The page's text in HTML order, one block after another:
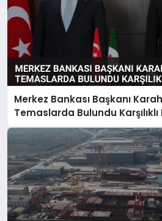
Merkez Bankası Başkanı
Temaslarda Bulundu
Anlaşması Yapıldı